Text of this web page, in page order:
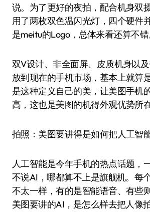
说。为了更好的夜拍，配合机身双
用了两枚双色温闪光灯，四个硬件
是meitu的Logo，总体来看还算不错
双V设计、非全面屏、皮质机身以
放到现在的手机市场，基本上就算
是这种定义自己的美，让美图手机
高，这也是美图的机得外观优势所在
拍照：美图要讲得是如何把人工智
人工智能是今年手机的热点话题，
不说AI，哪都算不上是旗舰机。每
不太一样，有的是智能语音、有些
美图要讲的AI，是怎么样去把人像